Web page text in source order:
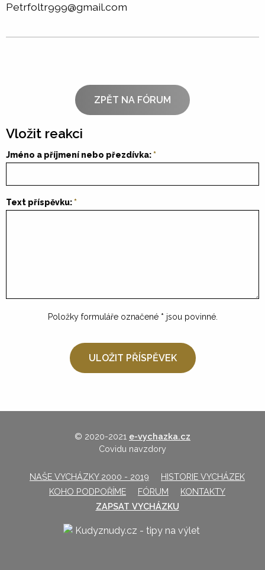
Petrfoltr999@gmail.com
ZPĚT NA FÓRUM
Vložit reakci
Jméno a příjmení nebo přezdívka:
Text příspěvku:
Položky formuláře označené * jsou povinné.
© 2020-2021 e-vychazka.cz
Covidu navzdory
NAŠE VYCHÁZKY 2000 - 2019
HISTORIE VYCHÁZEK
KOHO PODPOŘÍME
FÓRUM
KONTAKTY
ZAPSAT VYCHÁZKU